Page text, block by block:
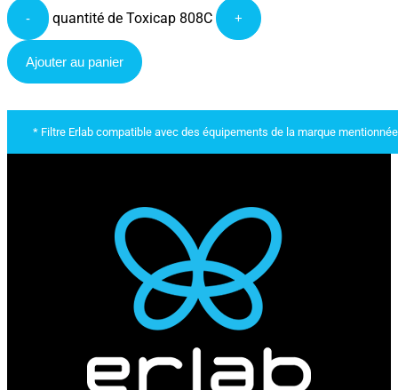
- quantité de Toxicap 808C +
Ajouter au panier
* Filtre Erlab compatible avec des équipements de la marque